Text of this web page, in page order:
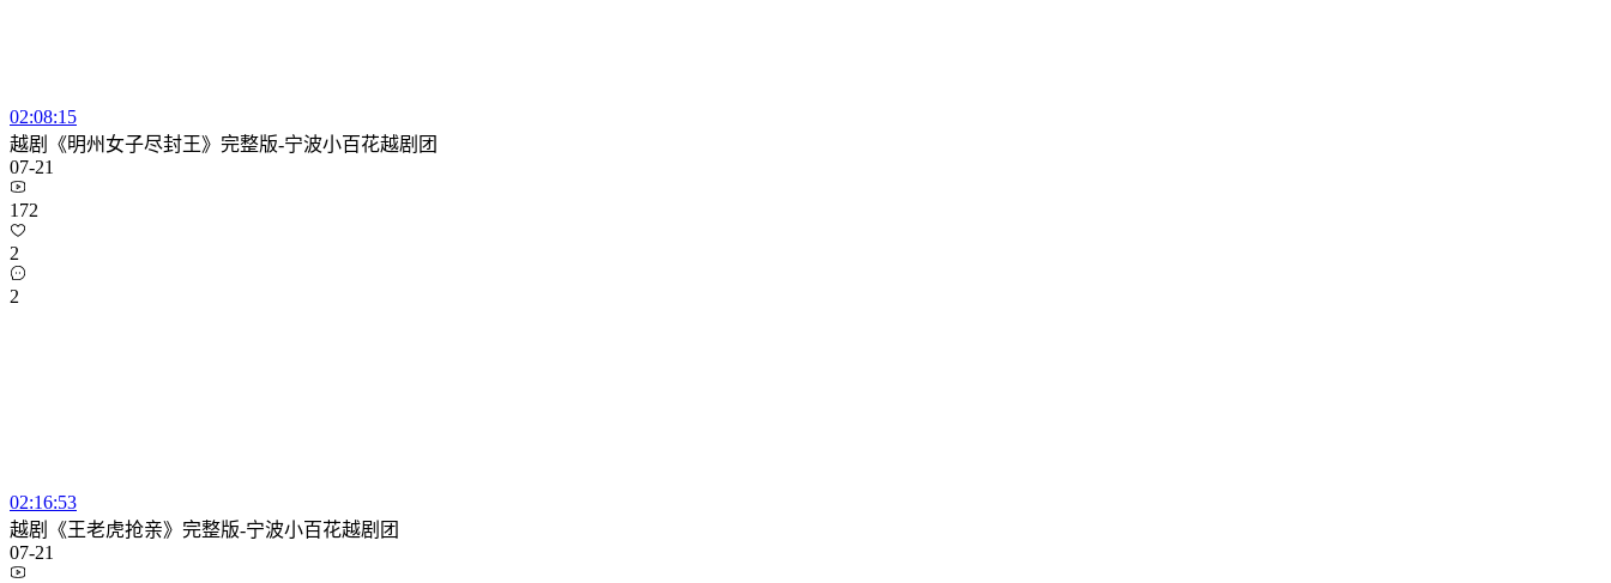
02:08:15
越剧《明州女子尽封王》完整版-宁波小百花越剧团
07-21
172
2
2
02:16:53
越剧《王老虎抢亲》完整版-宁波小百花越剧团
07-21